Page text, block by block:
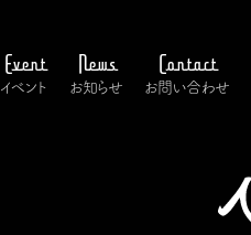
Event
イベント
News
お知らせ
Contact
お問い合わせ